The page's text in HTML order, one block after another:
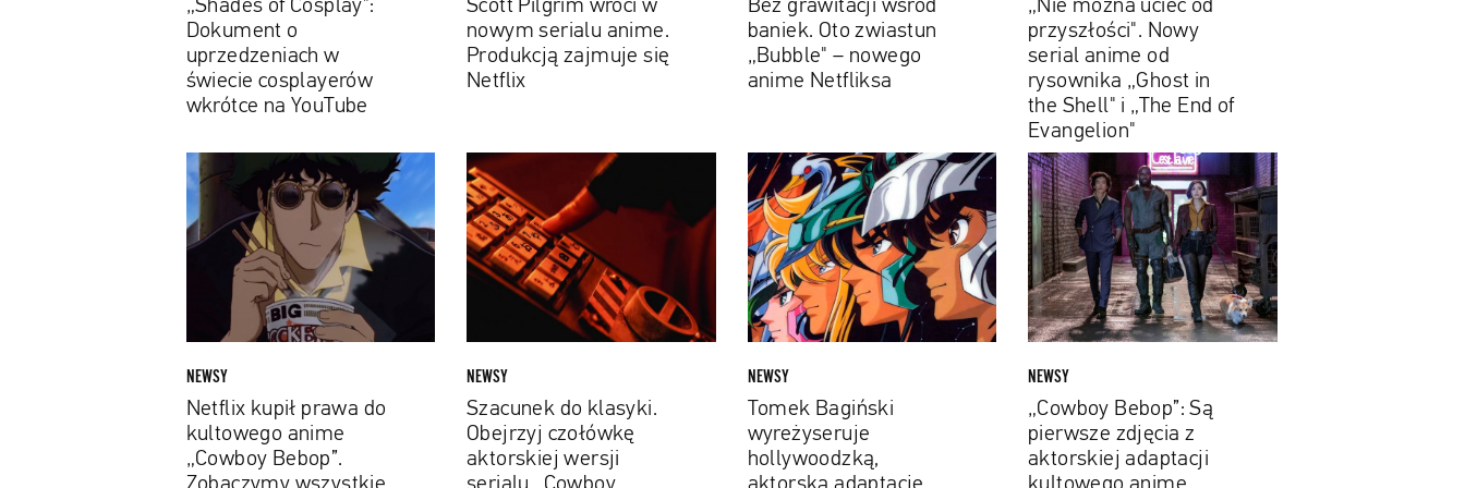
na
YouTube
„Shades of Cosplay”:
Dokument o
uprzedzeniach w
świecie cosplayerów
wkrótce na YouTube
Netflix
Scott Pilgrim wróci w
nowym serialu anime.
Produkcją zajmuje się
Netflix
Netfliksa
Bez grawitacji wśród
baniek. Oto zwiastun
„Bubble" – nowego
anime Netfliksa
„Ghost
in
the
Shell"
i
„The
End
of
Evangelion"
„Nie można uciec od
przyszłości". Nowy
serial anime od
rysownika „Ghost in
the Shell" i „The End of
Evangelion"
Netflix
kupił
prawa
do
kultowego
Bebop”.
Zobaczymy
wszystkie
26
odcinków
NEWSY
Netflix kupił prawa do
kultowego anime
„Cowboy Bebop”.
Zobaczymy wszystkie
Szacunek
do
klasyki.
Obejrzyj
czołówkę
aktorskiej
serialu
„Cowboy
Bebop”
NEWSY
Szacunek do klasyki.
Obejrzyj czołówkę
aktorskiej wersji
serialu „Cowboy
Tomek
Bagiński
wyreżyseruje
hollywoodzką,
aktorską
adaptację
„Rycerzy
Zodiaku”
NEWSY
Tomek Bagiński
wyreżyseruje
hollywoodzką,
aktorską adaptację
„Cowboy
Bebop”:
Są
pierwsze
zdjęcia
z
aktorskiej
adaptacji
kultowego
anime
NEWSY
„Cowboy Bebop”: Są
pierwsze zdjęcia z
aktorskiej adaptacji
kultowego anime